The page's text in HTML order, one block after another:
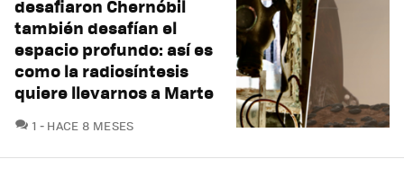
desafiaron Chernóbil
también desafían el
espacio profundo: así es
como la radiosíntesis
quiere llevarnos a Marte
1 COMENTARIOS
HACE 8 MESES